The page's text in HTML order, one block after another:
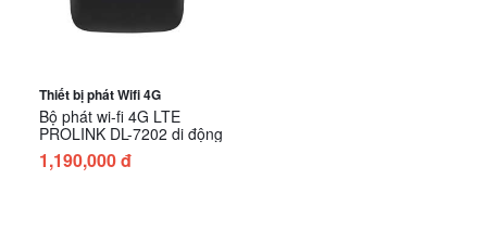
Thiết bị phát Wifi 4G
Bộ phát wi-fi 4G LTE
PROLINK DL-7202 di động
1,190,000 đ